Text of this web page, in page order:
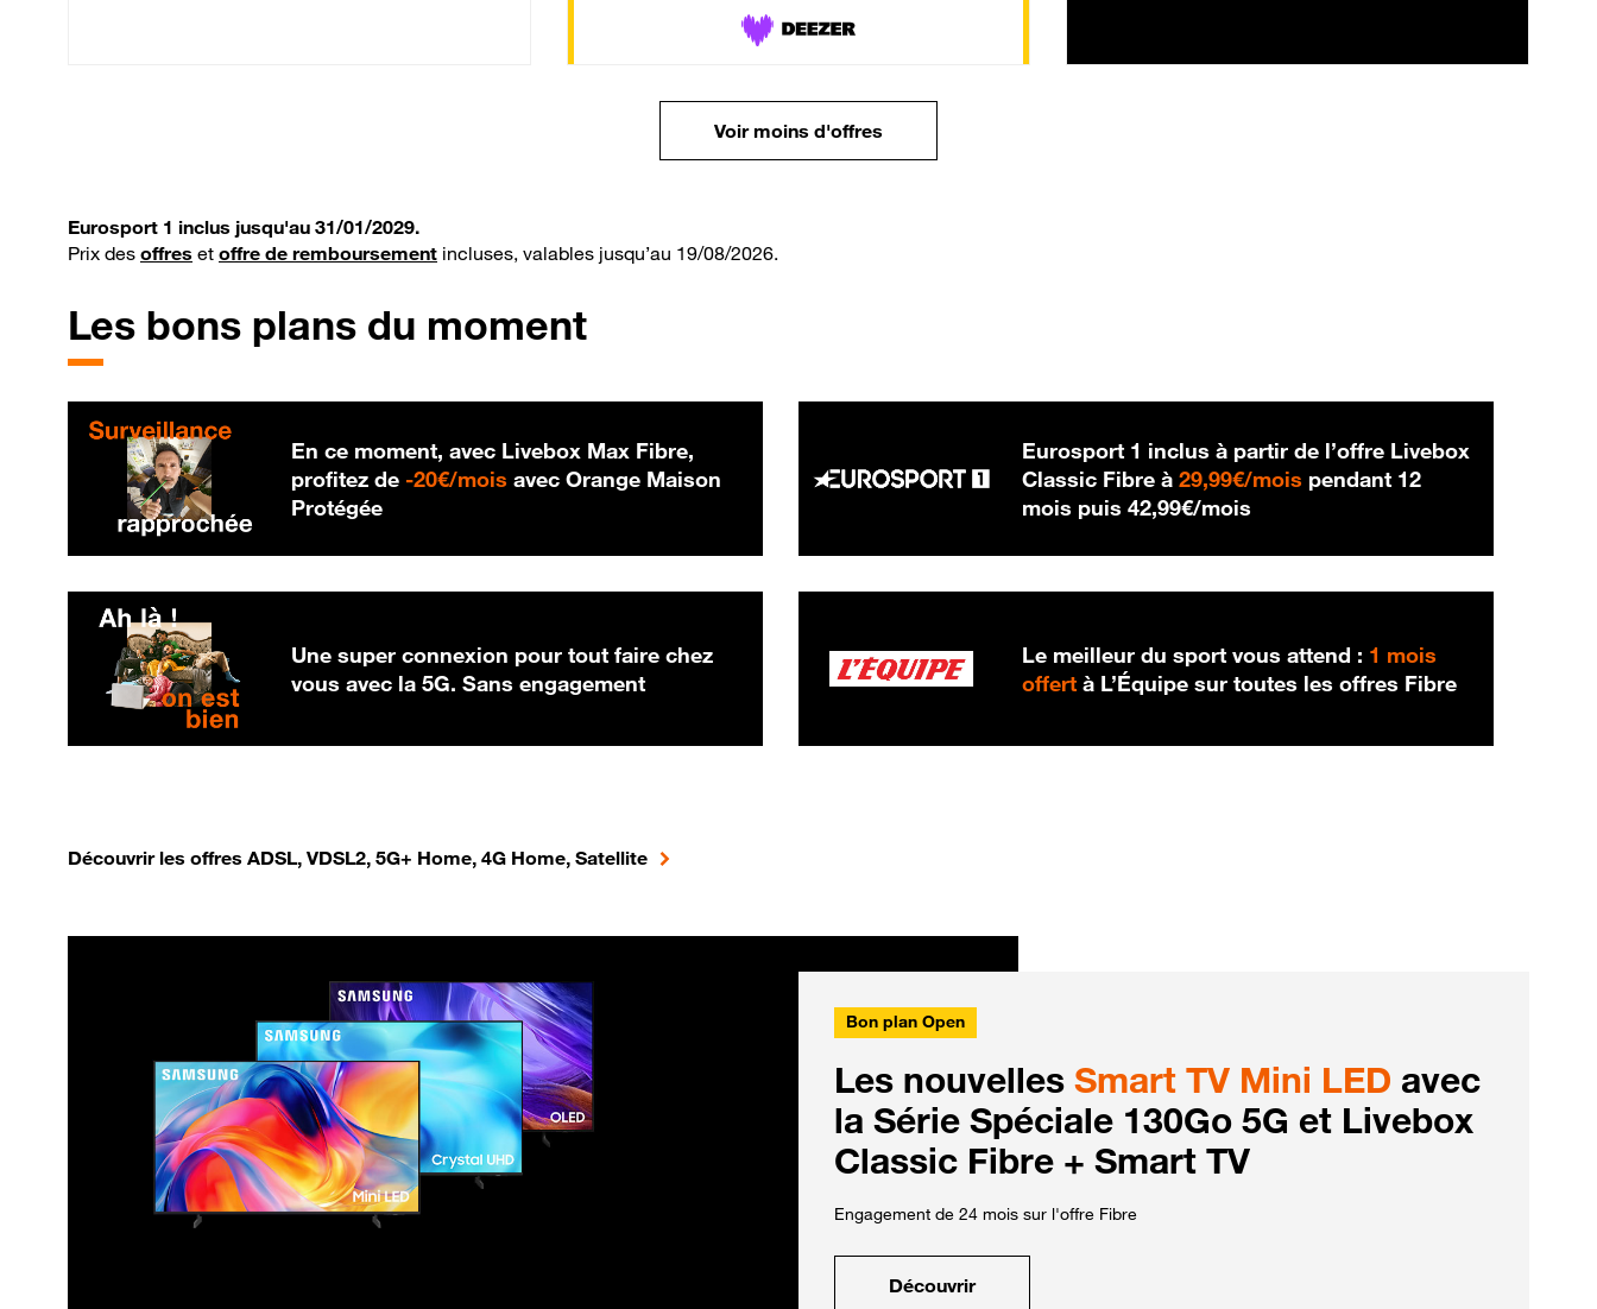
Voir moins d'offres
Eurosport 1 inclus jusqu'au 31/01/2029.
Prix des offres et offre de remboursement incluses, valables jusqu’au 19/08/2026.
Les bons plans du moment
En ce moment, avec Livebox Max Fibre,
profitez de -20€/mois 20 € par mois
avec Orange Maison
Protégée
Eurosport 1 inclus à partir de l’offre Livebox
Classic Fibre à29,99€/mois 29,99 € par mois
pendant 12
mois puis42,99€/mois
Une super connexion pour tout faire chez
vous avec la 5G. Sans engagement
Le meilleur du sport vous attend : 1 mois
offert à L’Équipe sur toutes les offres Fibre
Découvrir les offres ADSL, VDSL2, 5G+ Home, 4G Home, Satellite
Bon plan Open
Les nouvelles Smart TV Mini LED avec
la Série Spéciale 130Go 5G et Livebox
Classic Fibre + Smart TV
Engagement de 24 mois sur l'offre Fibre
Découvrir